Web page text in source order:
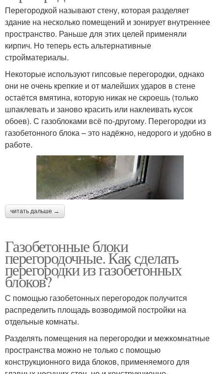
Перегородкой называют стену, которая разделяет
здание на несколько помещений и зонирует внутреннее
пространство. Раньше для этих целей применяли
кирпич. Но теперь есть альтернативные
стройматериалы.
Некоторые используют гипсовые перегородки, однако
они не очень крепкие и от малейших ударов в стене
остаётся вмятина, которую никак не скроешь (только
шпаклевать и заново красить или наклеивать кусок
обоев). С газоблоками всё по-другому. Перегородки из
газобетонного блока – это надёжно, недорого и удобно в
работе.
читать дальше →
Газобетонные блоки
перегородочные. Как сделать
перегородки из газобетонных
блоков?
С помощью газобетонных перегородок получится
распределить площадь возводимой постройки на
отдельные комнаты.
Разделять помещения на перегородки и межкомнатные
пространства можно не только с помощью
конструкционного вида блоков, применяемого для